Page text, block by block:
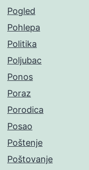
Pogled
Pohlepa
Politika
Poljubac
Ponos
Poraz
Porodica
Posao
Poštenje
Poštovanje